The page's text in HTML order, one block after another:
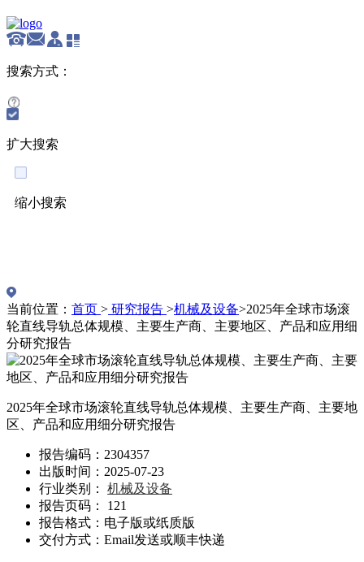
搜索方式：
扩大搜索
缩小搜索
当前位置： 首页 > 研究报告 >机械及设备>2025年全球市场滚
轮直线导轨总体规模、主要生产商、主要地区、产品和应用细
分研究报告
2025年全球市场滚轮直线导轨总体规模、主要生产商、主要地
区、产品和应用细分研究报告
报告编码：2304357
出版时间：2025-07-23
行业类别： 机械及设备
报告页码： 121
报告格式：电子版或纸质版
交付方式：Email发送或顺丰快递